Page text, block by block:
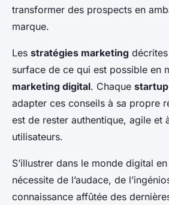
transformer des prospects en
marque.
Les stratégies marketing
surface de ce qui est possible en
marketing digital. Chaque startup
adapter ces conseils à sa propre
est de rester authentique, agile et
utilisateurs.
S’illustrer dans le monde digital
nécessite de l’audace, de
connaissance affûtée des